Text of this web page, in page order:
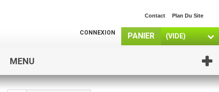
Contact Plan Du Site
PANIER (VIDE)
CONNEXION
MENU